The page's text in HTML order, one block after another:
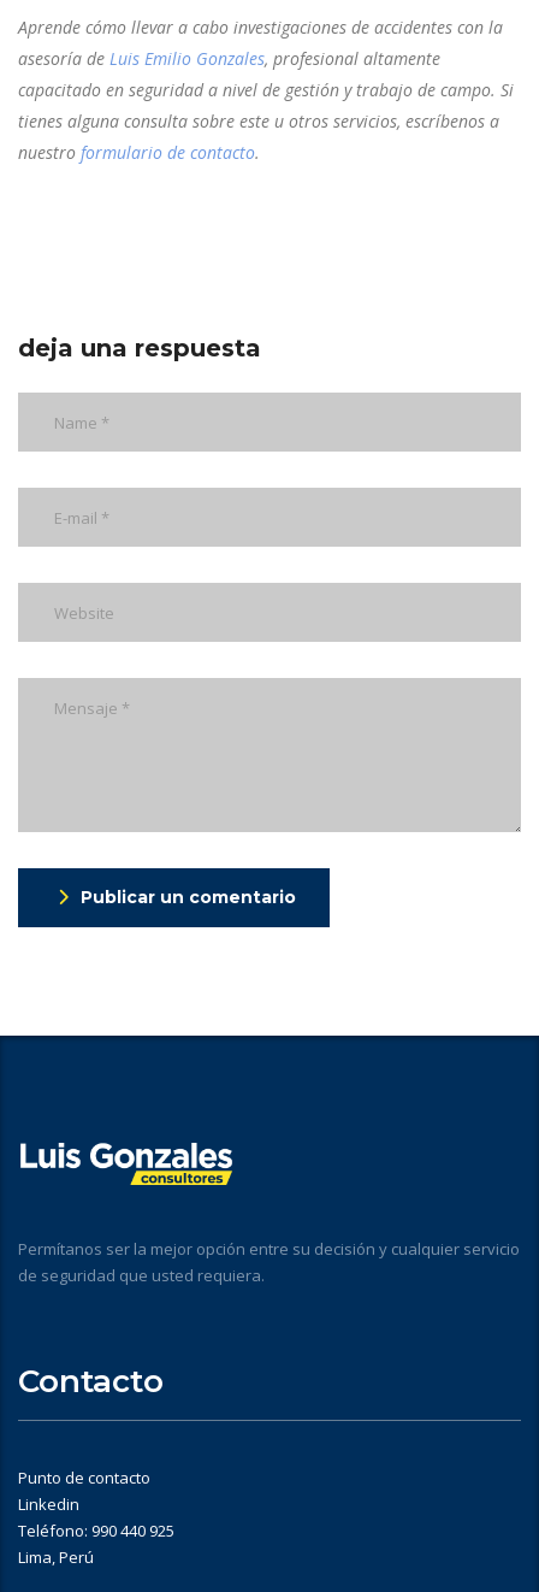
Aprende cómo llevar a cabo investigaciones de accidentes con la
asesoría de Luis Emilio Gonzales, profesional altamente
capacitado en seguridad a nivel de gestión y trabajo de campo. Si
tienes alguna consulta sobre este u otros servicios, escríbenos a
nuestro formulario de contacto.
deja una respuesta
Publicar un comentario
Permítanos ser la mejor opción entre su decisión y cualquier servicio
de seguridad que usted requiera.
Contacto
Punto de contacto
Linkedin
Teléfono: 990 440 925
Lima, Perú